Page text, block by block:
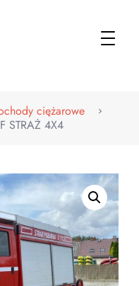
ciężarowe
STRAŻ 4X4